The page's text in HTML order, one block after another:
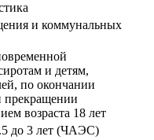
и коммунальных
и детям,
по окончании
прекращении
возраста 18 лет
до 3 лет (ЧАЭС)